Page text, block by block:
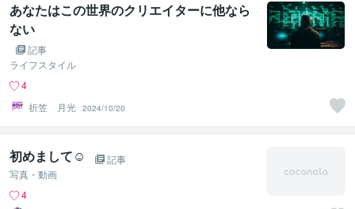
あなたはこの世界のクリエイターに他なら
ない
記事
ライフスタイル
4
折笠 月光 2024/10/20
初めまして☺️
記事
写真・動画
4